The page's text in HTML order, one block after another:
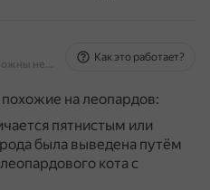
На основе источников, возможны неточности
Как это работает?
на леопардов:
пятнистым или
была выведена путём
кота с